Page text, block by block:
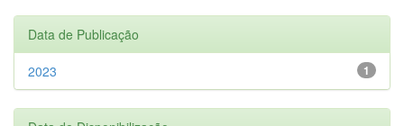
Data de Publicação
1
2023